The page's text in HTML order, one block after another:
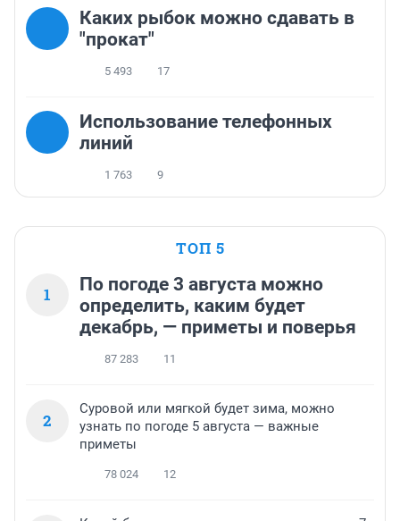
Каких рыбок можно сдавать в
"прокат"
5 493 17
Использование телефонных
линий
1 763 9
ТОП 5
1
По погоде 3 августа можно
определить, каким будет
декабрь, — приметы и поверья
87 283 11
2
Суровой или мягкой будет зима, можно
узнать по погоде 5 августа — важные
приметы
78 024 12